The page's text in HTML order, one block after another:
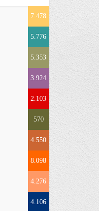
7.478
5.776
5.353
3.924
2.103
570
4.550
8.098
4.276
4.106